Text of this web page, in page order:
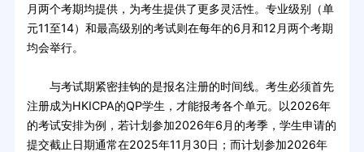
月两个考期均提供，为考生提供了更多灵活性。专业级别（单
元11至14）和最高级别的考试则在每年的6月和12月两个考期
均会举行。
与考试期紧密挂钩的是报名注册的时间线。考生必须首先
注册成为HKICPA的QP学生，才能报考各个单元。以2026年
的考试安排为例，若计划参加2026年6月的考季，学生申请的
提交截止日期通常在2025年11月30日；而计划参加2026年